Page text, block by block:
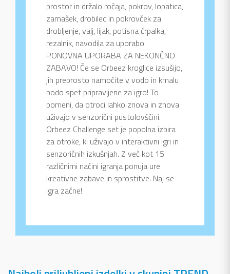
prostor in držalo ročaja, pokrov, lopatica,
zamašek, drobilec in pokrovček za
drobljenje, valj, lijak, potisna črpalka,
rezalnik, navodila za uporabo.
PONOVNA UPORABA ZA NEKONČNO
ZABAVO! Če se Orbeez kroglice izsušijo,
jih preprosto namočite v vodo in kmalu
bodo spet pripravljene za igro! To
pomeni, da otroci lahko znova in znova
uživajo v senzorični pustolovščini.
Orbeez Challenge set je popolna izbira
za otroke, ki uživajo v interaktivni igri in
senzoričnih izkušnjah. Z več kot 15
različnimi načini igranja ponuja ure
kreativne zabave in sprostitve. Naj se
igra začne!